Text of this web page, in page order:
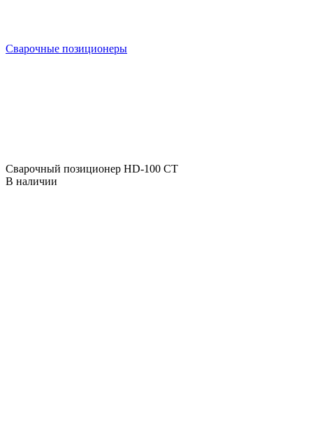
Сварочные позиционеры
Сварочный позиционер HD-100 CT
В наличии